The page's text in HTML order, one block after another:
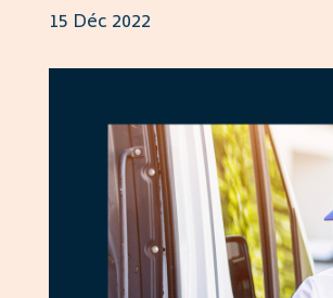
15 Déc 2022